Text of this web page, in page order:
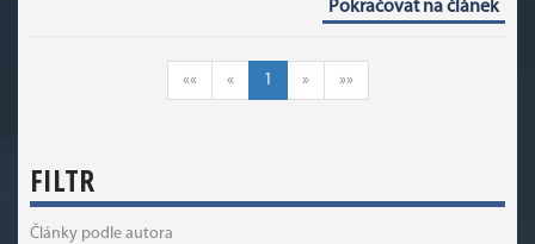
Pokračovat na článek
«« « 1 » »»
FILTR
Články podle autora